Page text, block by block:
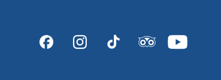
VisitSweden
SJ – med tog